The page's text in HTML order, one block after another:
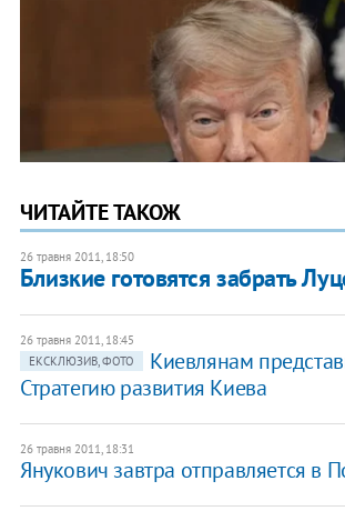
ЧИТАЙТЕ ТАКОЖ
26 травня 2011, 18:50
Близкие готовятся забрать
26 травня 2011, 18:45
ЕКСКЛЮЗИВ, ФОТО
Киевлянам
Стратегию развития Киева
26 травня 2011, 18:31
Янукович завтра отправляется в